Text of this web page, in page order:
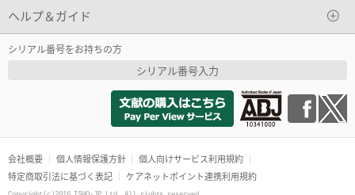
ヘルプ＆ガイド
シリアル番号をお持ちの方
シリアル番号入力
会社概要 個人情報保護方針
個人向けサービス利用規約
特定商取引法に基づく表記
ケアネットポイント連携利用規約